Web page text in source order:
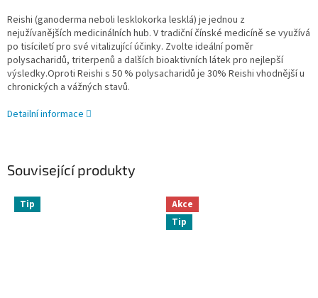
Reishi (ganoderma neboli lesklokorka lesklá) je jednou z
nejužívanějších medicinálních hub. V tradiční čínské medicíně se využívá
po tisíciletí pro své vitalizující účinky. Zvolte ideální poměr
polysacharidů, triterpenů a dalších bioaktivních látek pro nejlepší
výsledky.Oproti Reishi s 50 % polysacharidů je 30% Reishi vhodnější u
chronických a vážných stavů.
Detailní informace
Související produkty
Tip
Akce
Tip